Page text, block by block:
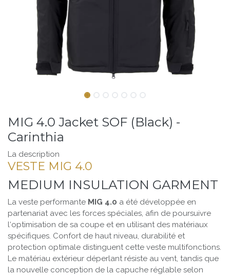
MIG 4.0 Jacket SOF (Black) -
Carinthia
La description
VESTE MIG 4.0
MEDIUM INSULATION GARMENT
La veste performante MIG 4.0 a été développée en
partenariat avec les forces spéciales, afin de poursuivre
l‘optimisation de sa coupe et en utilisant des matériaux
spécifiques. Confort de haut niveau, durabilité et
protection optimale distinguent cette veste multifonctions.
Le matériau extérieur déperlant résiste au vent, tandis que
la nouvelle conception de la capuche réglable selon